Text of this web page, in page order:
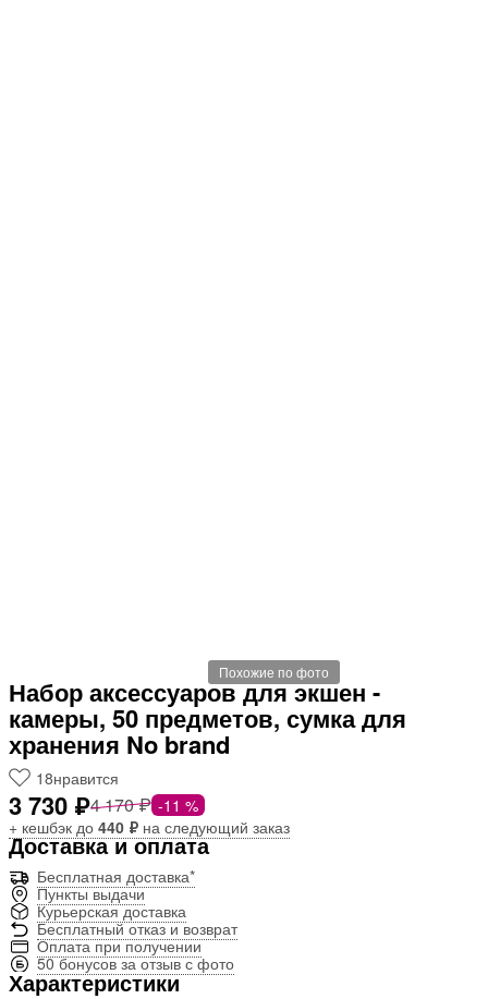
Похожие по фото
Набор аксессуаров для экшен -
камеры, 50 предметов, сумка для
хранения No brand
18нравится
4 170 ₽ -11 %
3 730 ₽
+ кешбэк до 440 ₽ на следующий заказ
Доставка и оплата
Бесплатная доставка*
Пункты выдачи
Курьерская доставка
Бесплатный отказ и возврат
Оплата при получении
50 бонусов за отзыв с фото
Характеристики